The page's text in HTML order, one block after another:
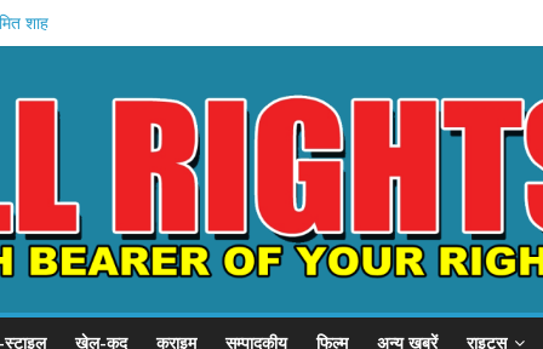
शाह
मंत्रालय
रोका
खेल-कूद क्राइम सम्पादकीय फिल्म अन्य खबरें राइट्स